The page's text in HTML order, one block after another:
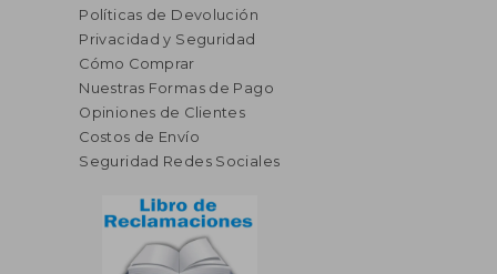
Políticas de Devolución
Privacidad y Seguridad
Cómo Comprar
Nuestras Formas de Pago
Opiniones de Clientes
Costos de Envío
Seguridad Redes Sociales